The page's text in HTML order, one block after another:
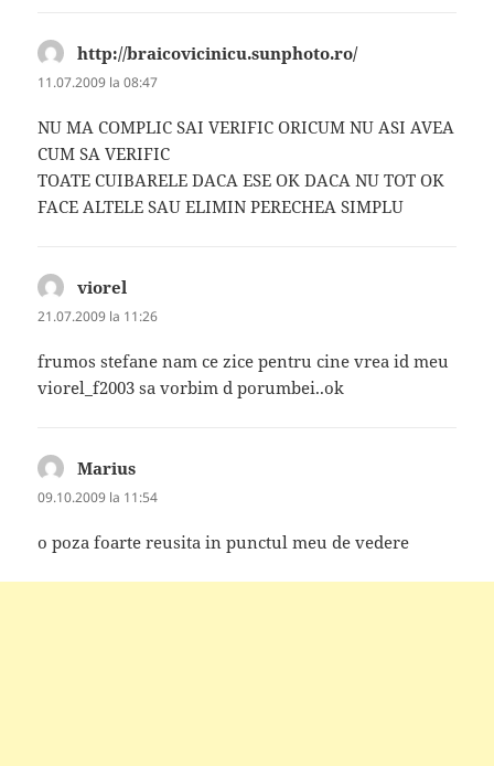
http://braicovicinicu.sunphoto.ro/spune:
11.07.2009 la 08:47
NU MA COMPLIC SAI VERIFIC ORICUM NU ASI AVEA
CUM SA VERIFIC
TOATE CUIBARELE DACA ESE OK DACA NU TOT OK
FACE ALTELE SAU ELIMIN PERECHEA SIMPLU
viorel
21.07.2009 la 11:26
frumos stefane nam ce zice pentru cine vrea id meu
viorel_f2003 sa vorbim d porumbei..ok
Marius
09.10.2009 la 11:54
o poza foarte reusita in punctul meu de vedere